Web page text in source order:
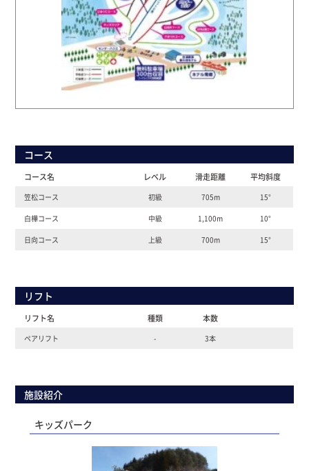
コース
コース名 レベル 滑走距離 平均斜度
笠松コース 初級 705m 15°
白樺コース 中級 1,100m 10°
日向コース 上級 700m 15°
リフト
リフト名 種類 本数
ペアリフト - 3本
施設紹介
キッズパーク